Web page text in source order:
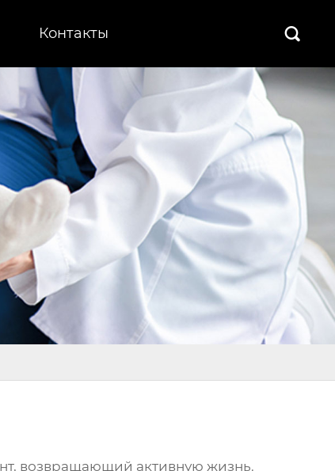
Контакты 
возвращающий активную жизнь.